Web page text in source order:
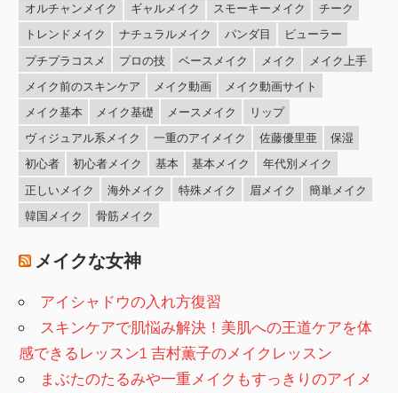
オルチャンメイク
ギャルメイク スモーキーメイク
チーク
トレンドメイク
ナチュラルメイク パンダ目
ビューラー
プチプラコスメ
プロの技 ベースメイク メイク
メイク上手
メイク前のスキンケア
メイク動画
メイク動画サイト
メイク基本
メイク基礎 メースメイク
リップ
ヴィジュアル系メイク
一重のアイメイク 佐藤優里亜
保湿
初心者
初心者メイク 基本 基本メイク
年代別メイク
正しいメイク
海外メイク 特殊メイク 眉メイク
簡単メイク
韓国メイク
骨筋メイク
メイクな女神
アイシャドウの入れ方復習
スキンケアで肌悩み解決！美肌への王道ケアを体
感できるレッスン1 吉村薫子のメイクレッスン
まぶたのたるみや一重メイクもすっきりのアイメ